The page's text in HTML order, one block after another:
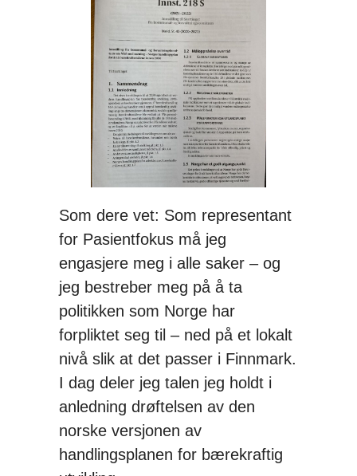
Som dere vet: Som representant
for Pasientfokus må jeg
engasjere meg i alle saker – og
jeg bestreber meg på å ta
politikken som Norge har
forpliktet seg til – ned på et lokalt
nivå slik at det passer i Finnmark.
I dag deler jeg talen jeg holdt i
anledning drøftelsen av den
norske versjonen av
handlingsplanen for bærekraftig